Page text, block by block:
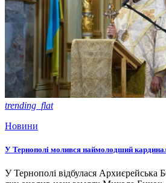
trending_flat
Новини
У Тернополі молився наймолодший
У Тернополі відбулася Архиєрейська